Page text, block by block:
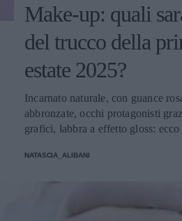
Make-up: quali
del trucco della
estate 2025?
Incarnato naturale, con guance
abbronzate, occhi protagonisti
grafici, labbra a effetto gloss:
NATASCIA_ALIBANI